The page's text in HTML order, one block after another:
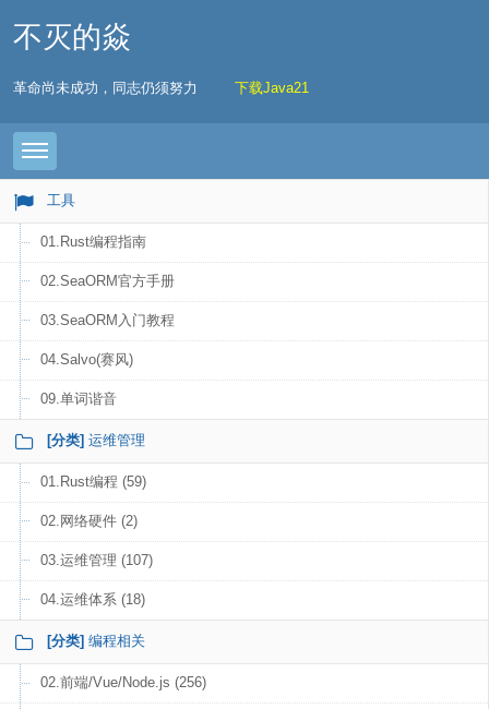
不灭的焱
革命尚未成功，同志仍须努力 下载Java21
Toggle navigation
工具
01.Rust编程指南
02.SeaORM官方手册
03.SeaORM入门教程
04.Salvo(赛风)
09.单词谐音
[分类] 运维管理
01.Rust编程 (59)
02.网络硬件 (2)
03.运维管理 (107)
04.运维体系 (18)
[分类] 编程相关
02.前端/Vue/Node.js (256)